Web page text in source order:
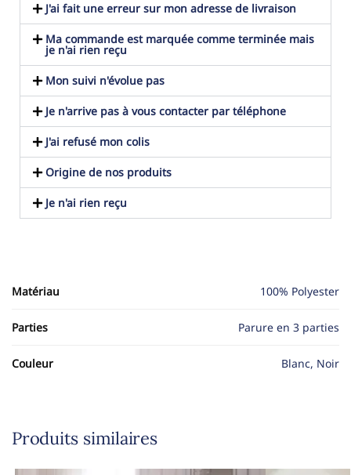
J'ai fait une erreur sur mon adresse de livraison
Ma commande est marquée comme terminée mais
je n'ai rien reçu
Mon suivi n'évolue pas
Je n'arrive pas à vous contacter par téléphone
J'ai refusé mon colis
Origine de nos produits
Je n'ai rien reçu
Matériau 100% Polyester
Parties Parure en 3 parties
Couleur Blanc, Noir
Produits similaires